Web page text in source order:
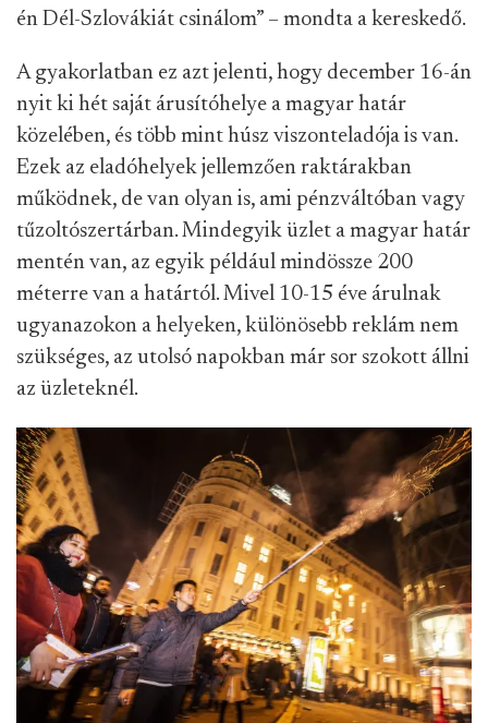
én Dél-Szlovákiát csinálom” – mondta a kereskedő.
A gyakorlatban ez azt jelenti, hogy december 16-án
nyit ki hét saját árusítóhelye a magyar határ
közelében, és több mint húsz viszonteladója is van.
Ezek az eladóhelyek jellemzően raktárakban
működnek, de van olyan is, ami pénzváltóban vagy
tűzoltószertárban. Mindegyik üzlet a magyar határ
mentén van, az egyik például mindössze 200
méterre van a határtól. Mivel 10-15 éve árulnak
ugyanazokon a helyeken, különösebb reklám nem
szükséges, az utolsó napokban már sor szokott állni
az üzleteknél.